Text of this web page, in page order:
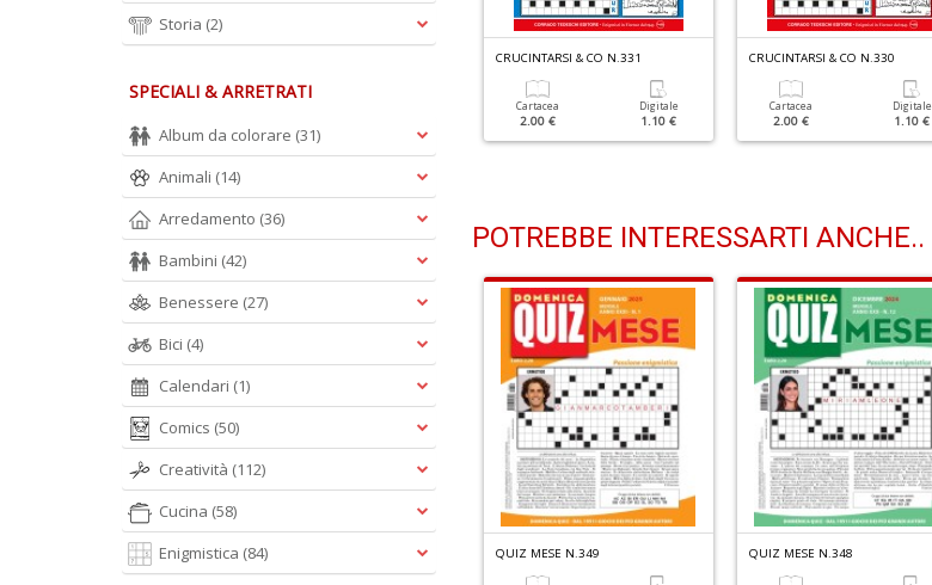
CRUCINTARSI & CO N.331
Cartacea
2.00 €
Digitale
1.10 €
CRUCINTARSI & CO N.330
Cartacea
2.00 €
Digitale
1.10 €
POTREBBE INTERESSARTI ANCHE..
GIGANTI RACCOLTA N.1 QUIZ MESE N.349 QUIZ MESE N.348
Storia (2)
SPECIALI & ARRETRATI
Album da colorare (31)
Animali (14)
Arredamento (36)
Bambini (42)
Benessere (27)
Bici (4)
Calendari (1)
Comics (50)
Creatività (112)
Cucina (58)
Enigmistica (84)